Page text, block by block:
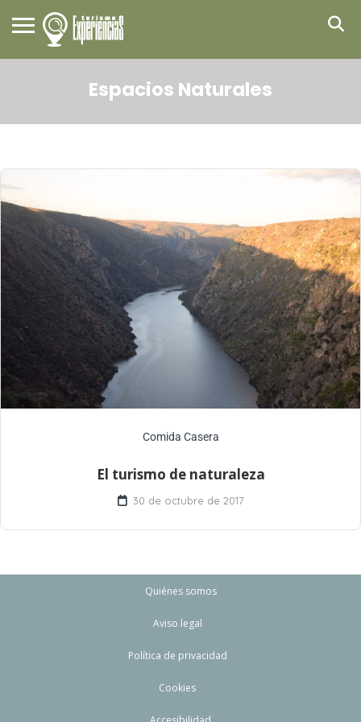
Espacios Naturales
Comida Casera
El turismo de naturaleza
30 de octubre de 2017
Quiénes somos
Aviso legal
Política de privacidad
Cookies